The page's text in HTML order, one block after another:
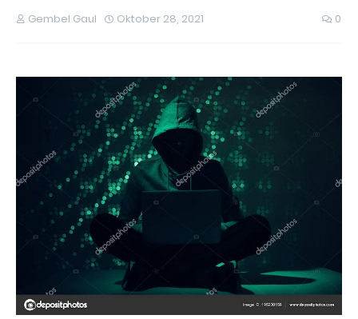
Gembel Gaul Oktober 28, 2021 0